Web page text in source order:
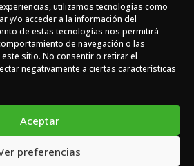
utilizamos tecnologías como
y/o acceder a la información del
de estas tecnologías nos permitirá
de navegación o las
sitio. No consentir o retirar el
negativamente a ciertas características
Aceptar
preferencias